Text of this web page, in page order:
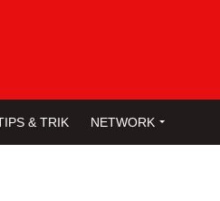
& TRIK NETWORK